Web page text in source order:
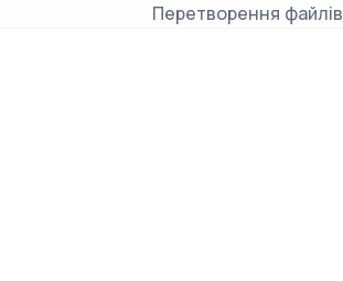
Перетворення файлів